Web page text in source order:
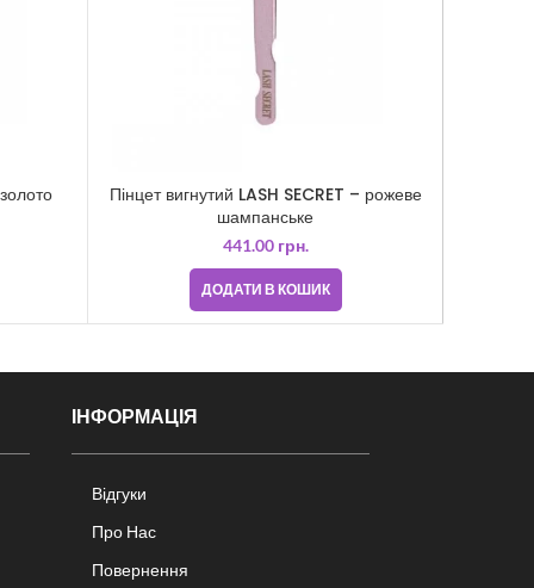
Пінцет вигнутий LASH SECRET – рожеве
шампанське
441.00 грн.
ДОДАТИ В КОШИК
ІНФОРМАЦІЯ
Відгуки
Про Нас
Повернення